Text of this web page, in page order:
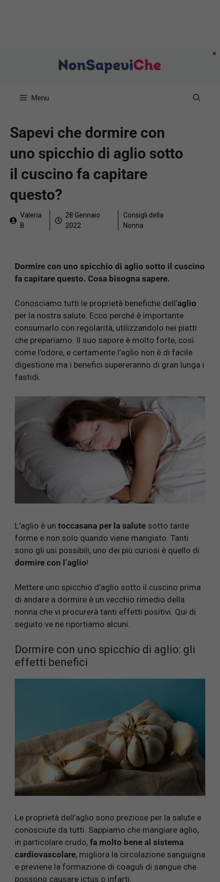
Menu
Sapevi che dormire con
uno spicchio di aglio sotto
il cuscino fa capitare
questo?
Valeria
B
28 Gennaio
2022
Consigli della
Nonna
Dormire con uno spicchio di aglio sotto il cuscino
fa capitare questo. Cosa bisogna sapere.
Conosciamo tutti le proprietà benefiche dell’aglio
per la nostra salute. Ecco perché è importante
consumarlo con regolarità, utilizzandolo nei piatti
che prepariamo. Il suo sapore è molto forte, così
come l’odore, e certamente l’aglio non è di facile
digestione ma i benefici supereranno di gran lunga i
fastidi.
L’aglio è un toccasana per la salute sotto tante
forme e non solo quando viene mangiato. Tanti
sono gli usi possibili, uno dei più curiosi è quello di
dormire con l’aglio!
Mettere uno spicchio d’aglio sotto il cuscino prima
di andare a dormire è un vecchio rimedio della
nonna che vi procurerà tanti effetti positivi. Qui di
seguito ve ne riportiamo alcuni.
Dormire con uno spicchio di aglio: gli
effetti benefici
Le proprietà dell’aglio sono preziose per la salute e
conosciute da tutti. Sappiamo che mangiare aglio,
in particolare crudo, fa molto bene al sistema
cardiovascolare, migliora la circolazione sanguigna
e previene la formazione di coaguli di sangue che
possono causare ictus o infarti.